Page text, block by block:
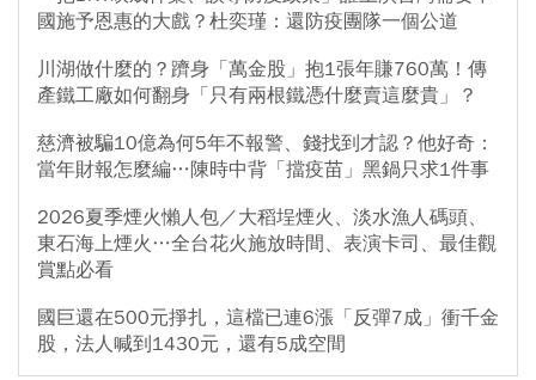
國施予恩惠的大戲？杜奕瑾：還防疫團隊一個公道
川湖做什麼的？躋身「萬金股」抱1張年賺760萬！傳
產鐵工廠如何翻身「只有兩根鐵憑什麼賣這麼貴」？
慈濟被騙10億為何5年不報警、錢找到才認？他好奇：
當年財報怎麼編…陳時中背「擋疫苗」黑鍋只求1件事
2026夏季煙火懶人包／大稻埕煙火、淡水漁人碼頭、
東石海上煙火…全台花火施放時間、表演卡司、最佳觀
賞點必看
國巨還在500元掙扎，這檔已連6漲「反彈7成」衝千金
股，法人喊到1430元，還有5成空間